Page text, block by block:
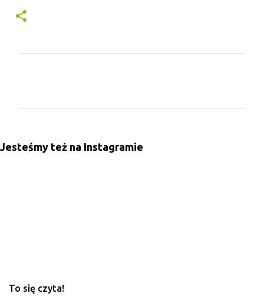
t
Jesteśmy też na Instagramie
To się czyta!